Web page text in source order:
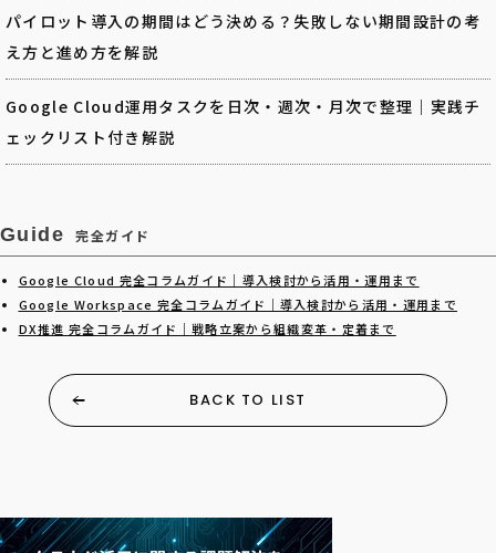
パイロット導入の期間はどう決める？失敗しない期間設計の考
え方と進め方を解説
Google Cloud運用タスクを日次・週次・月次で整理｜実践チ
ェックリスト付き解説
Guide 完全ガイド
Google Cloud 完全コラムガイド｜導入検討から活用・運用まで
Google Workspace 完全コラムガイド｜導入検討から活用・運用まで
DX推進 完全コラムガイド｜戦略立案から組織変革・定着まで
BACK TO LIST